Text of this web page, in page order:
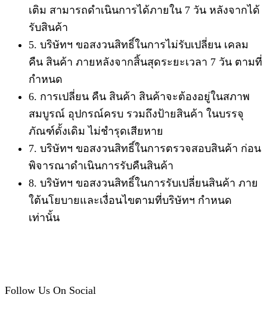
เติม สามารถดำเนินการได้ภายใน 7 วัน หลังจากได้
รับสินค้า
5. บริษัทฯ ขอสงวนสิทธิ์ในการไม่รับเปลี่ยน เคลม
คืน สินค้า ภายหลังจากสิ้นสุดระยะเวลา 7 วัน ตามที่
กำหนด
6. การเปลี่ยน คืน สินค้า สินค้าจะต้องอยู่ในสภาพ
สมบูรณ์ อุปกรณ์ครบ รวมถึงป้ายสินค้า ในบรรจุ
ภัณฑ์ดั้งเดิม ไม่ชำรุดเสียหาย
7. บริษัทฯ ขอสงวนสิทธิ์ในการตรวจสอบสินค้า ก่อน
พิจารณาดำเนินการรับคืนสินค้า
8. บริษัทฯ ขอสงวนสิทธิ์ในการรับเปลี่ยนสินค้า ภาย
ใต้นโยบายและเงื่อนไขตามที่บริษัทฯ กำหนด
เท่านั้น
Follow Us On Social